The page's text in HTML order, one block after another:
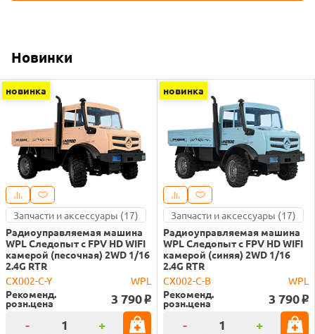
Новинки
новинка
Запчасти и аксессуары (17)
Радиоуправляемая машина
WPL Следопыт с FPV HD WIFI
камерой (песочная) 2WD 1/16
2.4G RTR
CX002-C-Y
WPL
Рекоменд.
розн.цена 3 790 o
- +
новинка
Запчасти и аксессуары (17)
Радиоуправляемая машина
WPL Следопыт с FPV HD WIFI
камерой (синяя) 2WD 1/16
2.4G RTR
CX002-C-B
WPL
Рекоменд.
розн.цена 3 790 o
- +